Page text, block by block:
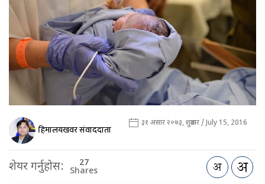
हिमालयखवर संवाददाता ३१ असार २०७३, शुक्रबार / July 15, 2016
शेयर गर्नुहोस: 27
Shares